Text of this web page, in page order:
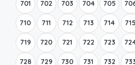
701 702 703 704 705
710 711 712 713 714 715
719 720 721 722 723
728 729 730 731 732